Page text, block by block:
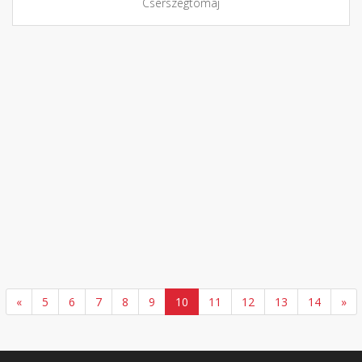
« 5 6 7 8 9 10 11 12 13 14 »